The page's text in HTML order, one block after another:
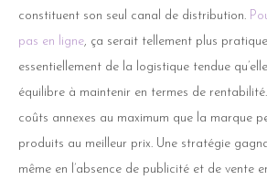
constituent son seul canal de distribution.
pas en ligne, ça serait tellement plus
essentiellement de la logistique tendue
équilibre à maintenir en termes de
coûts annexes au maximum que la marque
produits au meilleur prix. Une stratégie
même en l’absence de publicité et de vente